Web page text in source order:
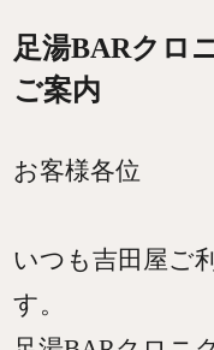
足湯BARクロ
ご案内
お客様各位
いつも吉田屋ご
す。